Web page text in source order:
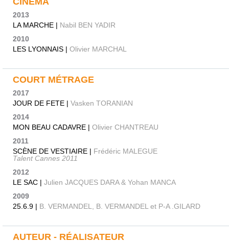
2013
LA MARCHE | Nabil BEN YADIR
2010
LES LYONNAIS | Olivier MARCHAL
COURT MÉTRAGE
2017
JOUR DE FETE | Vasken TORANIAN
2014
MON BEAU CADAVRE | Olivier CHANTREAU
2011
SCÈNE DE VESTIAIRE | Frédéric MALEGUE
Talent Cannes 2011
2012
LE SAC | Julien JACQUES DARA & Yohan MANCA
2009
25.6.9 | B. VERMANDEL, B. VERMANDEL et P-A .GILARD
AUTEUR - RÉALISATEUR